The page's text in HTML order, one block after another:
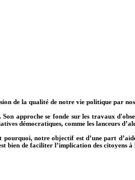
de la qualité de notre vie politique par
approche se fonde sur les travaux
démocratiques, comme les lanceurs
pourquoi, notre objectif est d’une part
bien de faciliter l’implication des citoyens